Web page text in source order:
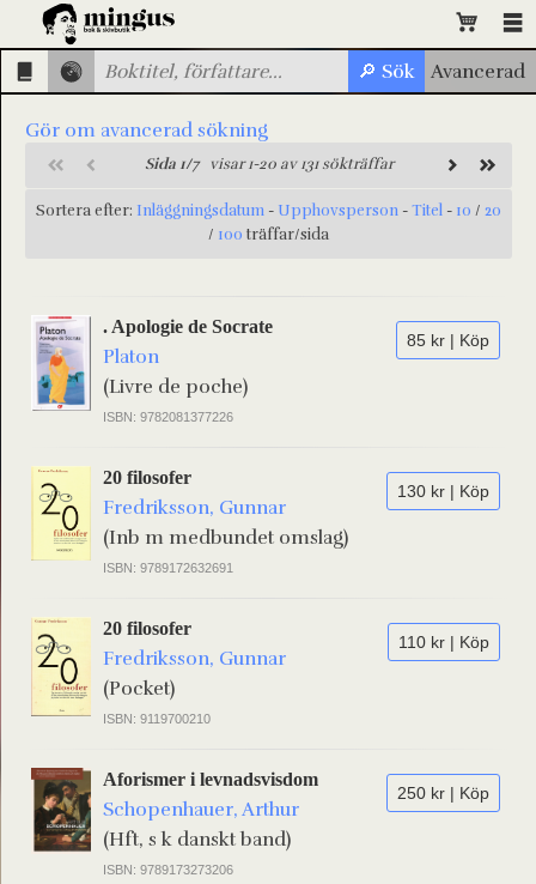
Gör om avancerad sökning
Sida 1/7visar 1-20 av 131 sökträffar
Sortera efter: Inläggningsdatum - Upphovsperson -Titel - 10 / 20
/ 100 träffar/sida
85 kr | Köp
. Apologie de Socrate
Platon
(Livre de poche)
ISBN: 9782081377226
130 kr | Köp
20 filosofer
Fredriksson, Gunnar
(Inb m medbundet omslag)
ISBN: 9789172632691
110 kr | Köp
20 filosofer
Fredriksson, Gunnar
(Pocket)
ISBN: 9119700210
250 kr | Köp
Aforismer i levnadsvisdom
Schopenhauer, Arthur
(Hft, s k danskt band)
ISBN: 9789173273206